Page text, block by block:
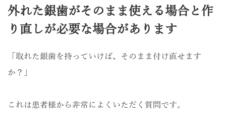
外れた銀歯がそのまま使える場合と作
り直しが必要な場合があります
「取れた銀歯を持っていけば、そのまま付け直せます
か？」
これは患者様から非常によくいただく質問です。